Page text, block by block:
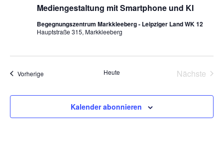
Mediengestaltung mit Smartphone und KI
Begegnungszentrum Markkleeberg - Leipziger Land WK 12
Hauptstraße 315, Markkleeberg
VorherigeVeranstaltungen Heute Nächste
Kalender abonnieren